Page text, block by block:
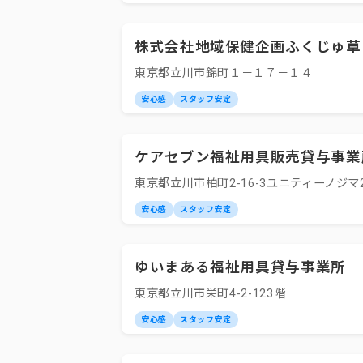
株式会社地域保健企画ふくじゅ草
東京都立川市錦町１－１７－１４
安心感 スタッフ安定
ケアセブン福祉用具販売貸与事
東京都立川市柏町2-16-3ユニティーノジ
安心感 スタッフ安定
ゆいまある福祉用具貸与事業所
東京都立川市栄町4-2-123階
安心感 スタッフ安定